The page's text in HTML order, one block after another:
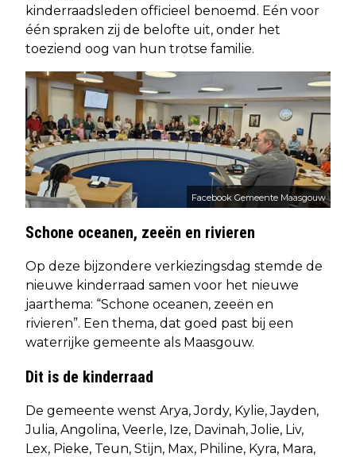
kinderraadsleden officieel benoemd. Eén voor
één spraken zij de belofte uit, onder het
toeziend oog van hun trotse familie.
Facebook Gemeente Maasgouw
Schone oceanen, zeeën en rivieren
Op deze bijzondere verkiezingsdag stemde de
nieuwe kinderraad samen voor het nieuwe
jaarthema: “Schone oceanen, zeeën en
rivieren”. Een thema, dat goed past bij een
waterrijke gemeente als Maasgouw.
Dit is de kinderraad
De gemeente wenst Arya, Jordy, Kylie, Jayden,
Julia, Angolina, Veerle, Ize, Davinah, Jolie, Liv,
Lex, Pieke, Teun, Stijn, Max, Philine, Kyra, Mara,